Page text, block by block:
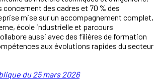
concernent des cadres et 70 % des
mise sur un accompagnement complet,
école industrielle et parcours
aussi avec des filières de formation
aux évolutions rapides du secteur
du 25 mars 2026